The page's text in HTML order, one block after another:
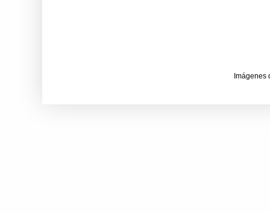
Imágenes